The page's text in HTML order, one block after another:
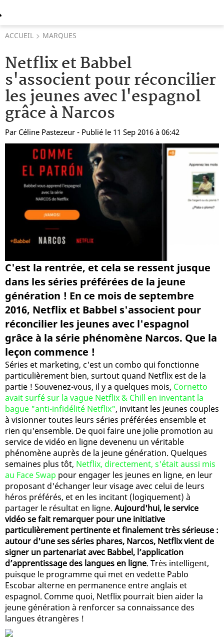
ACCUEIL MARQUES
Netflix et Babbel
s'associent pour réconcilier
les jeunes avec l'espagnol
grâce à Narcos
Par Céline Pastezeur - Publié le 11 Sep 2016 à 06:42
C'est la rentrée, et cela se ressent jusque
dans les séries préférées de la jeune
génération ! En ce mois de septembre
2016, Netflix et Babbel s'associent pour
réconcilier les jeunes avec l'espagnol
grâce à la série phénomène Narcos. Que la
leçon commence !
Séries et marketing, c'est un combo qui fonctionne
particulièrement bien, surtout quand Netflix est de la
partie ! Souvenez-vous, il y a quelques mois, Cornetto
avait surfé sur la vague Netflix & Chill en inventant la
bague "anti-infidélité Netflix", invitant les jeunes couples
à visionner toutes leurs séries préférées ensemble et
rien qu'ensemble. De quoi faire une jolie promotion au
service de vidéo en ligne devenenu un véritable
phénomène auprès de la jeune génération. Quelques
semaines plus tôt, Netflix, directement, s'était aussi mis
au Face Swap pour engager les jeunes en ligne, en leur
proposant d'échanger leur visage avec celui de leurs
héros préférés, et en les incitant (logiquement) à
partager le résultat en ligne. Aujourd'hui, le service
vidéo se fait remarquer pour une initiative
particulièrement pertinente et finalement très sérieuse :
autour d'une ses séries phares, Narcos, Netflix vient de
signer un partenariat avec Babbel, l’application
d’apprentissage des langues en ligne. Très intelligent,
puisque le programme qui met en vedette Pablo
Escobar alterne en permanence entre anglais et
espagnol. Comme quoi, Netflix pourrait bien aider la
jeune génération à renforcer sa connaissance des
langues étrangères !